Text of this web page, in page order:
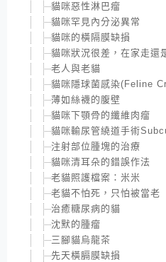
貓咪惡性淋巴瘤
貓咪罕見內分泌異常
貓咪的橫隔膜缺損
貓咪狀況很差，在家走還
老人與老貓
貓咪隱球菌感染(Feline
薄如絲襪的腹壁
貓咪下顎骨的纖維肉瘤
貓咪輸尿管繞道手術
注射部位腫塊的治療
貓咪清耳朵的錯誤作法
老貓照護檔案：米米
老貓不怕死，只怕被當老
治癒糖尿病的貓
沈默的腫瘤
三腳貓烏龍茶
先天橫膈膜缺損